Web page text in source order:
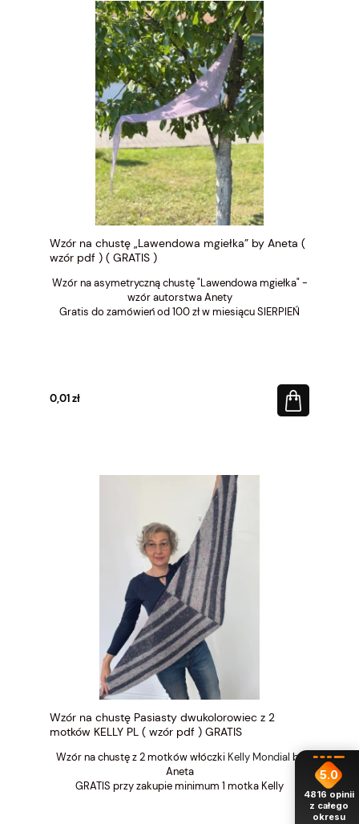
Wzór na chustę „Lawendowa mgiełka” by Aneta (
wzór pdf ) ( GRATIS )
Wzór na asymetryczną chustę "Lawendowa mgiełka" -
wzór autorstwa Anety
Gratis do zamówień od 100 zł w miesiącu SIERPIEŃ
0,01 zł
Wzór na chustę Pasiasty dwukolorowiec z 2
motków KELLY PL ( wzór pdf ) GRATIS
Wzór na chustę z 2 motków włóczki Kelly Mondial by
Aneta
GRATIS przy zakupie minimum 1 motka Kelly
5.0
4816 opinii
z całego
okresu